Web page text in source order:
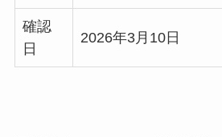
確認
日
2026年3月10日